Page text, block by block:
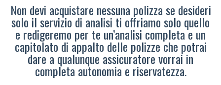
Non devi acquistare nessuna polizza se desideri
solo il servizio di analisi ti offriamo solo quello
e redigeremo per te un’analisi completa e un
capitolato di appalto delle polizze che potrai
dare a qualunque assicuratore vorrai in
completa autonomia e riservatezza.